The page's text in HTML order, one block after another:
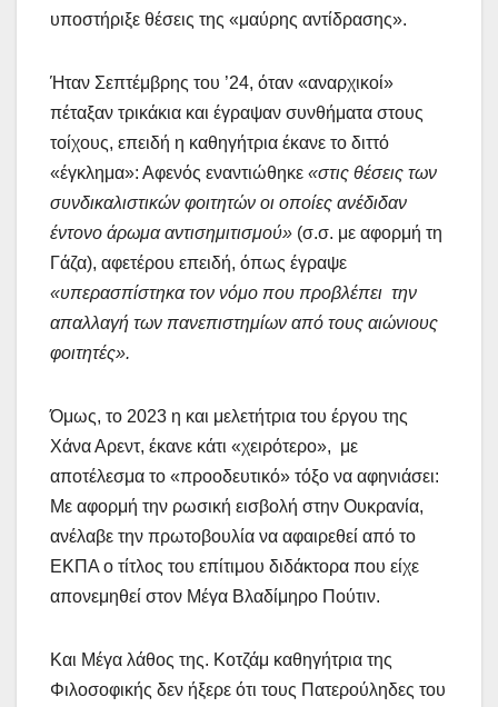
υποστήριξε θέσεις της «μαύρης αντίδρασης».
Ήταν Σεπτέμβρης του ’24, όταν «αναρχικοί»
πέταξαν τρικάκια και έγραψαν συνθήματα στους
τοίχους, επειδή η καθηγήτρια έκανε το διττό
«έγκλημα»: Αφενός εναντιώθηκε «στις θέσεις των
συνδικαλιστικών φοιτητών οι οποίες ανέδιδαν
έντονο άρωμα αντισημιτισμού» (σ.σ. με αφορμή τη
Γάζα), αφετέρου επειδή, όπως έγραψε
«υπερασπίστηκα τον νόμο που προβλέπει την
απαλλαγή των πανεπιστημίων από τους αιώνιους
φοιτητές».
Όμως, το 2023 η και μελετήτρια του έργου της
Χάνα Αρεντ, έκανε κάτι «χειρότερο», με
αποτέλεσμα το «προοδευτικό» τόξο να αφηνιάσει:
Με αφορμή την ρωσική εισβολή στην Ουκρανία,
ανέλαβε την πρωτοβουλία να αφαιρεθεί από το
ΕΚΠΑ ο τίτλος του επίτιμου διδάκτορα που είχε
απονεμηθεί στον Μέγα Βλαδίμηρο Πούτιν.
Και Μέγα λάθος της. Κοτζάμ καθηγήτρια της
Φιλοσοφικής δεν ήξερε ότι τους Πατερούληδες του